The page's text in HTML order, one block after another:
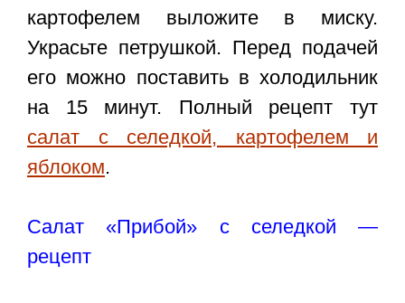
картофелем выложите в миску.
Украсьте петрушкой. Перед подачей
его можно поставить в холодильник
на 15 минут. Полный рецепт тут
салат с селедкой, картофелем и
яблоком.
Салат «Прибой» с селедкой —
рецепт